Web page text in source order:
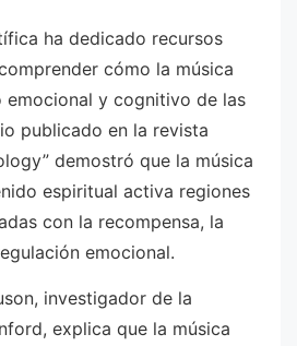
ha dedicado recursos
cómo la música
emocional y cognitivo de las
publicado en la revista
demostró que la música
espiritual activa regiones
con la recompensa, la
emocional.
investigador de la
explica que la música